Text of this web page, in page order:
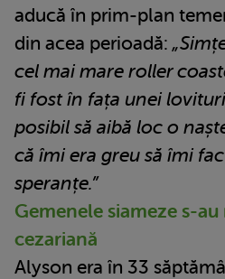
aducă în prim-plan
din acea perioadă:
cel mai mare roller
fi fost în fața unei
posibil să aibă loc o
că îmi era greu să îmi
speranțe.”
Gemenele siameze s-
cezariană
Alyson era în 33